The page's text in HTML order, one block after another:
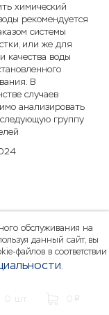
шт. p
химический
рекомендуется
системы
или же для
качества воды
В
случаев
анализировать
группу
обслуживания на
данный сайт, вы
файлов в соответствии
.